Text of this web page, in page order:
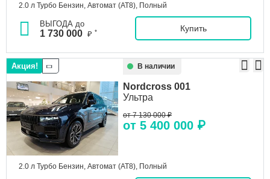
2.0 л Турбо Бензин, Автомат (AT8), Полный
ВЫГОДА до
1 730 000 ₽ * Купить
Акция! В наличии
Nordcross 001
Ультра
от 7 130 000 ₽
от 5 400 000 ₽
2.0 л Турбо Бензин, Автомат (AT8), Полный